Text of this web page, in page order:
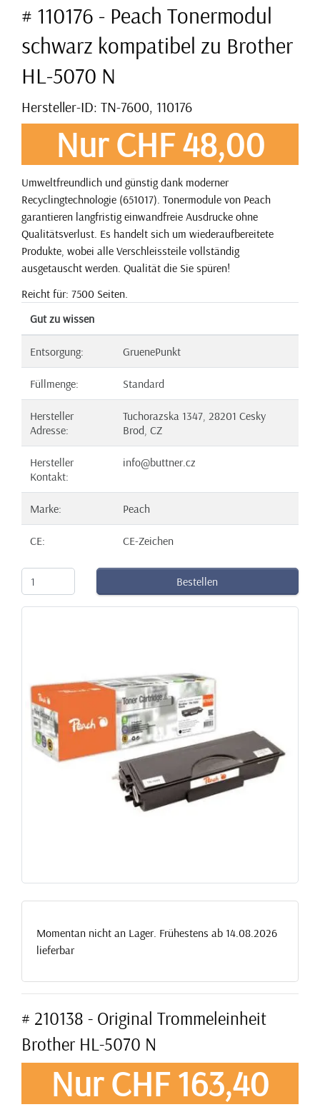
# 110176 - Peach Tonermodul
schwarz kompatibel zu Brother
HL-5070 N
Hersteller-ID: TN-7600, 110176
Nur CHF 48,00
Umweltfreundlich und günstig dank moderner
Recyclingtechnologie (651017). Tonermodule von Peach
garantieren langfristig einwandfreie Ausdrucke ohne
Qualitätsverlust. Es handelt sich um wiederaufbereitete
Produkte, wobei alle Verschleissteile vollständig
ausgetauscht werden. Qualität die Sie spüren!
Reicht für: 7500 Seiten.
Gut zu wissen
Entsorgung: GruenePunkt
Füllmenge: Standard
Hersteller
Adresse:
Tuchorazska 1347, 28201 Cesky
Brod, CZ
Hersteller
Kontakt:
info@buttner.cz
Marke: Peach
CE: CE-Zeichen
Bestellen
Momentan nicht an Lager. Frühestens ab 14.08.2026
lieferbar
# 210138 - Original Trommeleinheit
Brother HL-5070 N
Nur CHF 163,40